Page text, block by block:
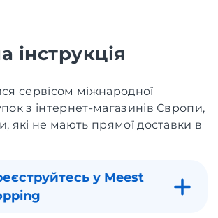
інструкція
сервісом міжнародної
з інтернет-магазинів Європи,
які не мають прямої доставки в
у Meest